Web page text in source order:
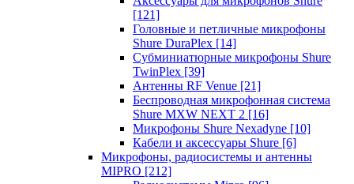
[121]
Головные и петличные микрофоны
Shure DuraPlex [14]
Субминиатюрные микрофоны Shure
TwinPlex [39]
Антенны RF Venue [21]
Беспроводная микрофонная система
Shure MXW NEXT 2 [16]
Микрофоны Shure Nexadyne [10]
Кабели и аксессуары Shure [6]
Микрофоны, радиосистемы и антенны
MIPRO [212]